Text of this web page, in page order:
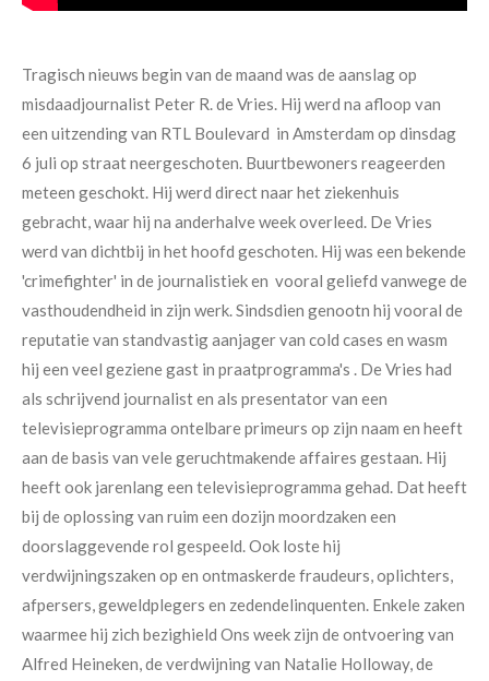
Tragisch nieuws begin van de maand was de aanslag op
misdaadjournalist Peter R. de Vries. Hij werd na afloop van
een uitzending van RTL Boulevard in Amsterdam op dinsdag
6 juli op straat neergeschoten. Buurtbewoners reageerden
meteen geschokt. Hij werd direct naar het ziekenhuis
gebracht, waar hij na anderhalve week overleed. De Vries
werd van dichtbij in het hoofd geschoten. Hij was een bekende
'crimefighter' in de journalistiek en vooral geliefd vanwege de
vasthoudendheid in zijn werk. Sindsdien genootn hij vooral de
reputatie van standvastig aanjager van cold cases en wasm
hij een veel geziene gast in praatprogramma's . De Vries had
als schrijvend journalist en als presentator van een
televisieprogramma ontelbare primeurs op zijn naam en heeft
aan de basis van vele geruchtmakende affaires gestaan. Hij
heeft ook jarenlang een televisieprogramma gehad. Dat heeft
bij de oplossing van ruim een dozijn moordzaken een
doorslaggevende rol gespeeld. Ook loste hij
verdwijningszaken op en ontmaskerde fraudeurs, oplichters,
afpersers, geweldplegers en zedendelinquenten. Enkele zaken
waarmee hij zich bezighield Ons week zijn de ontvoering van
Alfred Heineken, de verdwijning van Natalie Holloway, de